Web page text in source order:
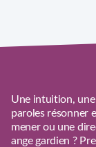
Une intuition, une
paroles résonner
mener ou une
ange gardien ?